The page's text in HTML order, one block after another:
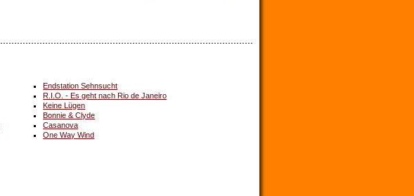
Endstation Sehnsucht
R.I.O. - Es geht nach Rio de Janeiro
Keine Lügen
Bonnie & Clyde
Casanova
One Way Wind